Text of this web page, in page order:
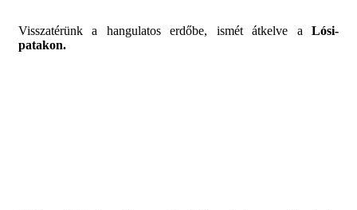
Visszatérünk a hangulatos erdőbe, ismét átkelve a Lósi-
patakon.